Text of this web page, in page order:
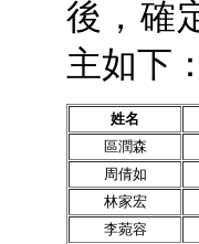
後，確
主如下：
姓名
區潤森
周倩如
林家宏
李菀容